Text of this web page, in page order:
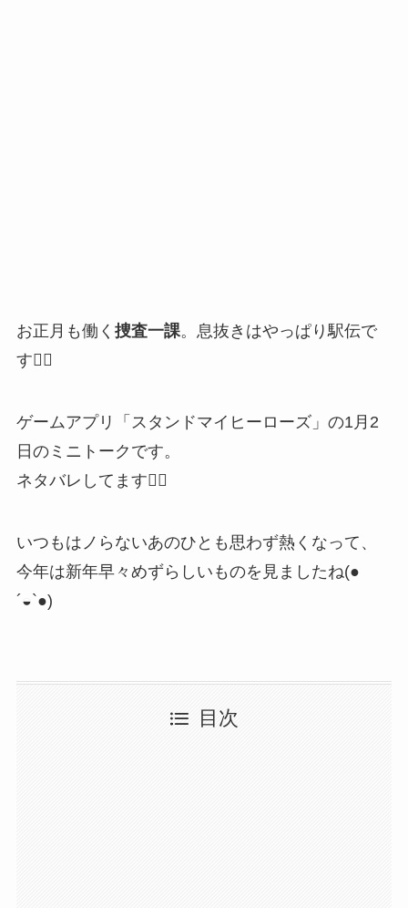
お正月も働く 捜査一課。息抜きはやっぱり駅伝で
す🏃‍♂️
ゲームアプリ「スタンドマイヒーローズ」の1月2
日のミニトークです。
ネタバレしてます🙇‍♂️
いつもはノらないあのひとも思わず熱くなって、
今年は新年早々めずらしいものを見ましたね(●
´◒`●)
目次